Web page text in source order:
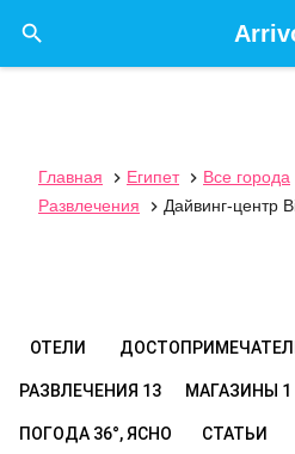

Главная  Египет  Все города
Развлечения
 Дайвинг-центр
ОТЕЛИ
РАЗВЛЕЧЕНИЯ 13 МАГАЗИНЫ 1
ПОГОДА 36°, ЯСНО СТАТЬИ